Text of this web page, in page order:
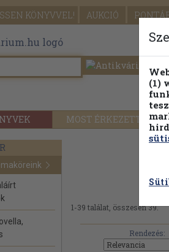
KÖNYVVEL! AUKCIÓ
MOST ÉRKEZETT
1-39 találat, összesen 39.
Rendezés:
(1)